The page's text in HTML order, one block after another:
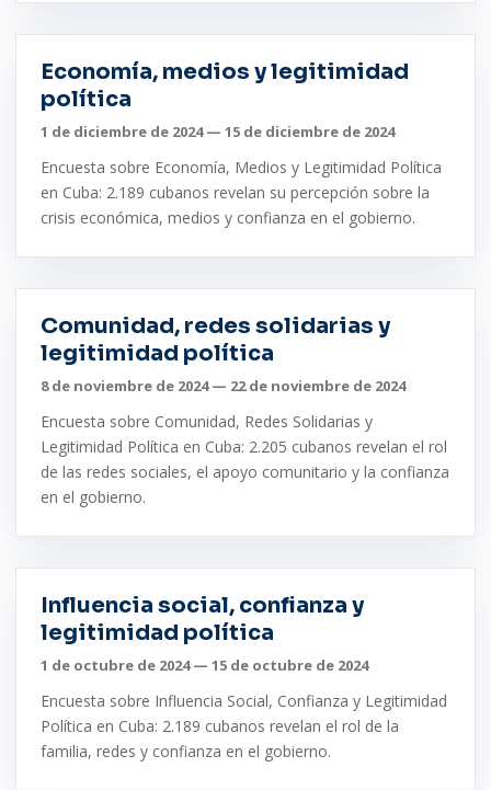
Economía, medios y legitimidad
política
1 de diciembre de 2024 — 15 de diciembre de 2024
Encuesta sobre Economía, Medios y Legitimidad Política
en Cuba: 2.189 cubanos revelan su percepción sobre la
crisis económica, medios y confianza en el gobierno.
Comunidad, redes solidarias y
legitimidad política
8 de noviembre de 2024 — 22 de noviembre de 2024
Encuesta sobre Comunidad, Redes Solidarias y
Legitimidad Política en Cuba: 2.205 cubanos revelan el rol
de las redes sociales, el apoyo comunitario y la confianza
en el gobierno.
Influencia social, confianza y
legitimidad política
1 de octubre de 2024 — 15 de octubre de 2024
Encuesta sobre Influencia Social, Confianza y Legitimidad
Política en Cuba: 2.189 cubanos revelan el rol de la
familia, redes y confianza en el gobierno.